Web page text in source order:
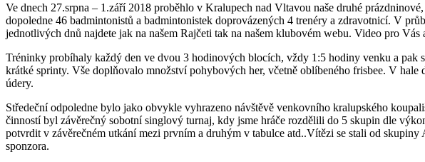
Ve dnech 27.srpna – 1.září 2018 proběhlo v Kralupech nad Vltavou naše druhé
dopoledne 46 badmintonistů a badmintonistek doprovázených 4 trenéry a zdravotnicí. V
jednotlivých dnů najdete jak na našem Rajčeti tak na našem klubovém webu. Video pro
Tréninky probíhaly každý den ve dvou 3 hodinových blocích, vždy 1:5 hodiny venku a pak
krátké sprinty. Vše doplňovalo množství pohybových her, včetně oblíbeného frisbee. V
údery.
Středeční odpoledne bylo jako obvykle vyhrazeno návštěvě venkovního kralupského
činností byl závěrečný sobotní singlový turnaj, kdy jsme hráče rozdělili do 5 skupin dle
potvrdit v závěrečném utkání mezi prvním a druhým v tabulce atd..Vítězi se stali od
sponzora.